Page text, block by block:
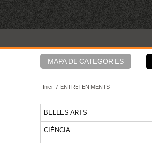
MAPA DE CATEGORIES
Inici / ENTRETENIMENTS
BELLES ARTS
CIÈNCIA